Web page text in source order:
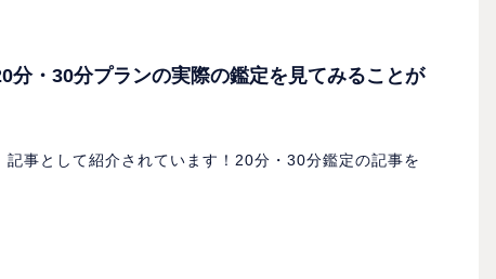
分・30分プランの実際の鑑定を見てみることが
事として紹介されています！20分・30分鑑定の記事を